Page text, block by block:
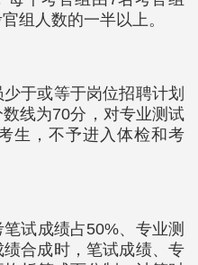
组人数的一半以上。
于或等于岗位招聘计划
线为70分，对专业测试
生，不予进入体检和考
试成绩占50%、专业测
合成时，笔试成绩、专